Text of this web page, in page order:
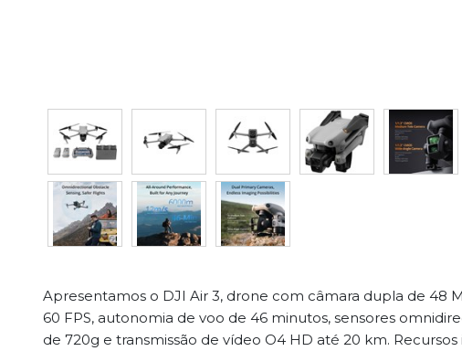
Apresentamos o DJI Air 3, drone com câmara dupla de 48
60 FPS, autonomia de voo de 46 minutos, sensores
de 720g e transmissão de vídeo O4 HD até 20 km.